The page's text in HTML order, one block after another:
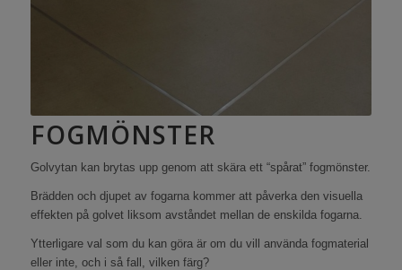
FOGMÖNSTER
Golvytan kan brytas upp genom att skära ett “spårat” fogmönster.
Brädden och djupet av fogarna kommer att påverka den visuella
effekten på golvet liksom avståndet mellan de enskilda fogarna.
Ytterligare val som du kan göra är om du vill använda fogmaterial
eller inte, och i så fall, vilken färg?